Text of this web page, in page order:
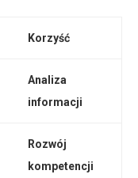
Korzyść
Analiza
informacji
Rozwój
kompetencji